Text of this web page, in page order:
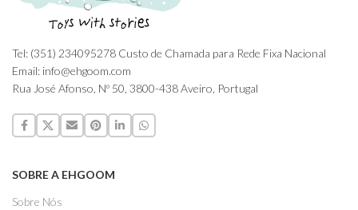
Tel: (351) 234095278 Custo de Chamada para Rede Fixa Nacional
Email: info@ehgoom.com
Rua José Afonso, Nº 50, 3800-438 Aveiro, Portugal
SOBRE A EHGOOM
Sobre Nós